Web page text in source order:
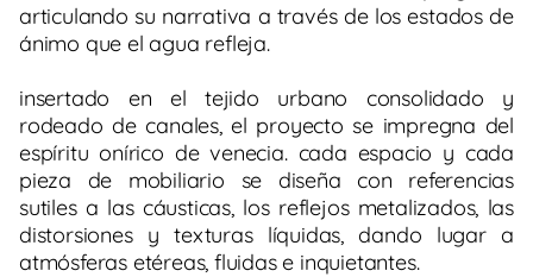
articulando su narrativa a través de los estados de
ánimo que el agua refleja.
insertado en el tejido urbano consolidado y
rodeado de canales, el proyecto se impregna del
espíritu onírico de venecia. cada espacio y cada
pieza de mobiliario se diseña con referencias
sutiles a las cáusticas, los reflejos metalizados, las
distorsiones y texturas líquidas, dando lugar a
atmósferas etéreas, fluidas e inquietantes.